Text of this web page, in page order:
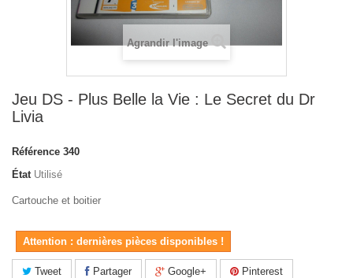
Agrandir l'image
Jeu DS - Plus Belle la Vie : Le Secret du Dr
Livia
Référence 340
État Utilisé
Cartouche et boitier
Attention : dernières pièces disponibles !
Tweet Partager Google+ Pinterest